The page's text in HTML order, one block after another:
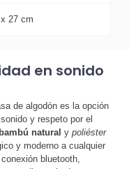
27 cm
en sonido
de algodón es la opción
y respeto por el
bambú natural y poliéster
y moderno a cualquier
bluetooth,